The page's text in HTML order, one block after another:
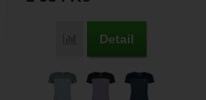
Porovnat
Detail